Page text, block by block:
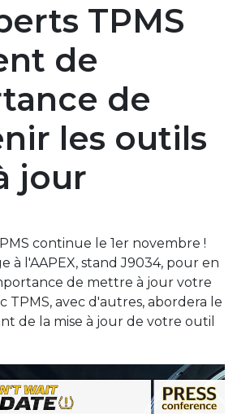
TPMS
de
de
les outils
jour
continue le 1er novembre !
à l'AAPEX, stand J9034, pour en
de mettre à jour votre
TPMS, avec d'autres, abordera le
de la mise à jour de votre outil